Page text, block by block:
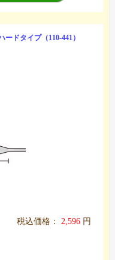
ドタイプ（110-441）
税込価格： 2,596 円